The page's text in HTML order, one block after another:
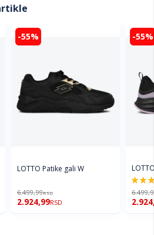
-55%
LOTTO Patike gali W
6.499,99RSD
2.924,99RSD
-55%
100%